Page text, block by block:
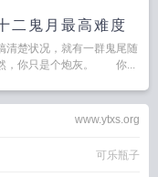
二鬼月最高难度
清楚状况，就有一群鬼尾随
，你只是个炮灰。 你...
www.ytxs.org
可乐瓶子